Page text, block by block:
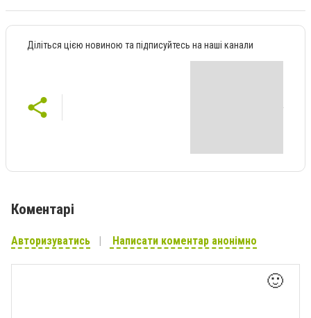
Діліться цією новиною та підписуйтесь на наші канали
Коментарі
Авторизуватись Написати коментар анонімно
🙂